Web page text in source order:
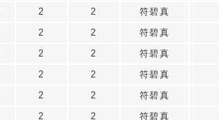
2 2 符碧真
2 2 符碧真
2 2 符碧真
2 2 符碧真
2 2 符碧真
2 2 符碧真